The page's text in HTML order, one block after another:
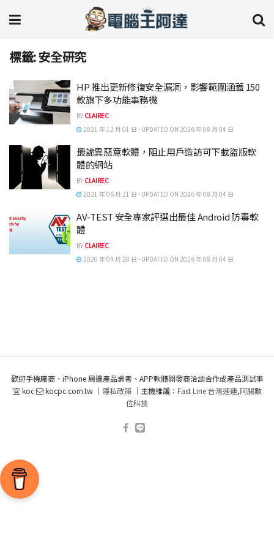
標籤:安全研究
HP 推出更新修復安全漏洞，影響範圍涵蓋 150
款旗下多功能事務機
BY CLAIREC
2021 年 12 月 01 日 - UPDATED ON 2026 年 08 月 04 日
最詭異惡意軟體，阻止用戶造訪可下載盜版軟
體的網站
BY CLAIREC
2021 年 06 月 21 日 - UPDATED ON 2026 年 08 月 04 日
AV-TEST 安全專家評選出最佳 Android 防毒軟
體
BY CLAIREC
2020 年 04 月 28 日 - UPDATED ON 2026 年 08 月 04 日
歡迎手機廠商、iPhone 周邊產品業者、APP軟體開發商洽談合作或產品測試事
宜 koc
kocpc.com.tw ｜ 隱私政策｜主機維護： Fast Line 台灣速連,阿腸數
位科技